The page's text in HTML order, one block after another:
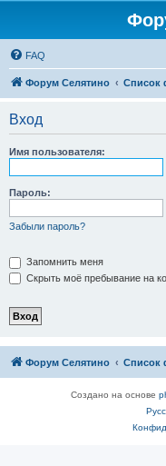
FAQ
Форум Селятино Список
Вход
Имя пользователя:
Пароль:
Забыли пароль?
Запомнить меня
Скрыть моё пребывание на
Форум Селятино Список
Создано на основе